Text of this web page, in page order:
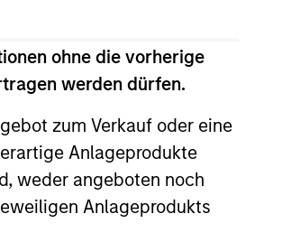
ohne die vorherige
werden dürfen.
zum Verkauf oder eine
Anlageprodukte
weder angeboten noch
Anlageprodukts